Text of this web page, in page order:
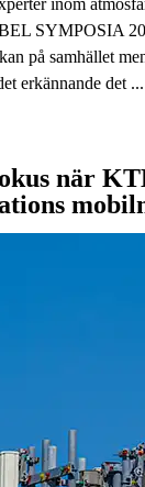
inom
SYMPOSIA
på samhället
erkännande det ...
när